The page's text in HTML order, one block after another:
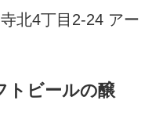
北4丁目2-24 アー
トビールの醸